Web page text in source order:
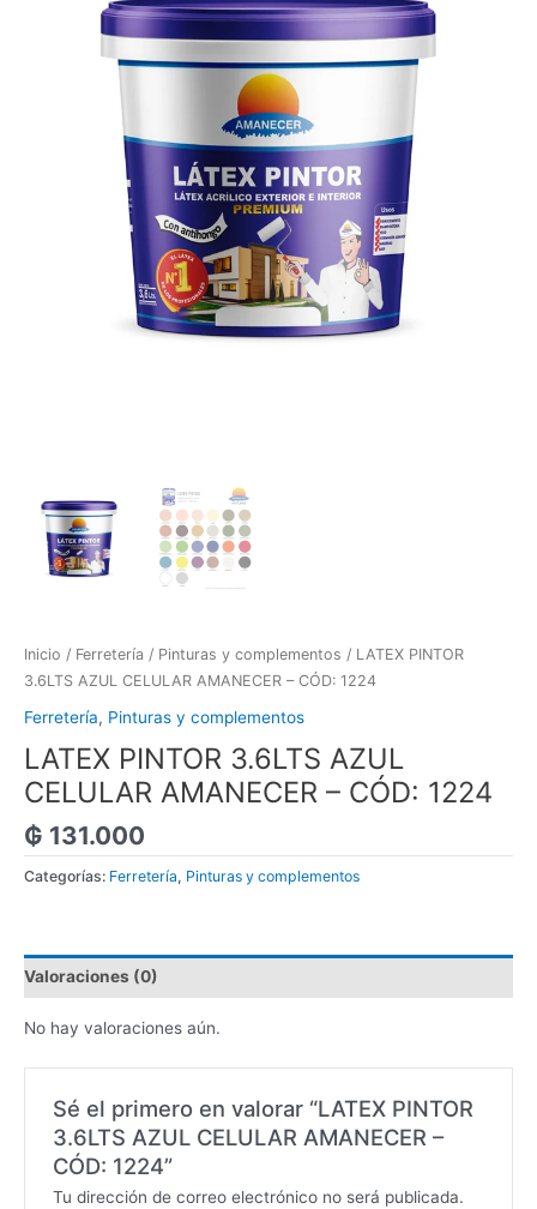
Inicio / Ferretería / Pinturas y complementos / LATEX PINTOR
3.6LTS AZUL CELULAR AMANECER – CÓD: 1224
Ferretería, Pinturas y complementos
LATEX PINTOR 3.6LTS AZUL
CELULAR AMANECER – CÓD: 1224
₲ 131.000
Categorías: Ferretería, Pinturas y complementos
Valoraciones (0)
No hay valoraciones aún.
Sé el primero en valorar “LATEX PINTOR
3.6LTS AZUL CELULAR AMANECER –
CÓD: 1224”
Tu dirección de correo electrónico no será publicada.